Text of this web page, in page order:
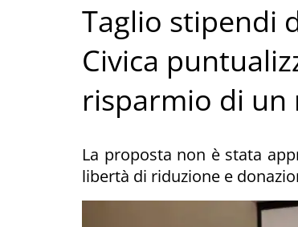
Taglio stipendi
Civica
risparmio di un
La proposta non è stata
libertà di riduzione e